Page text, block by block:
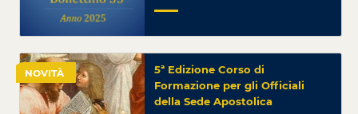
NOVITÀ
5ª Edizione Corso di
Formazione per gli Officiali
della Sede Apostolica